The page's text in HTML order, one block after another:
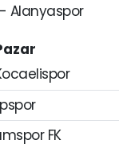
Alanyaspor
FK